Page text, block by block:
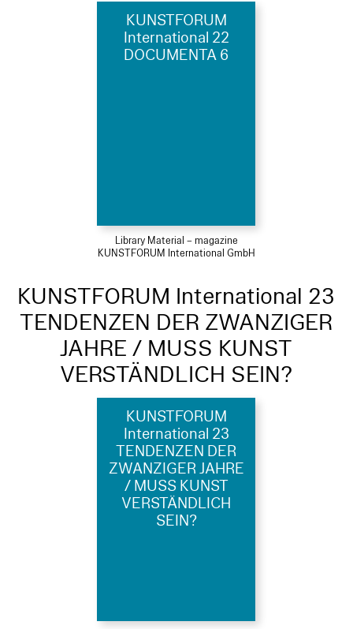
KUNSTFORUM
International 22
DOCUMENTA 6
Library Material – magazine
KUNSTFORUM International GmbH
KUNSTFORUM International 23
TENDENZEN DER ZWANZIGER
JAHRE / MUSS KUNST
VERSTÄNDLICH SEIN?
KUNSTFORUM
International 23
TENDENZEN DER
ZWANZIGER JAHRE
/ MUSS KUNST
VERSTÄNDLICH
SEIN?